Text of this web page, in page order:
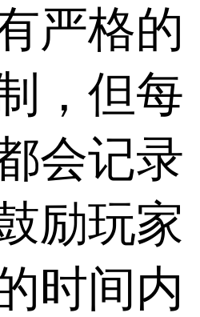
严格的
，但每
会记录
励玩家
时间内